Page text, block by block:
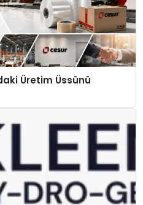
Üretim Üssünü